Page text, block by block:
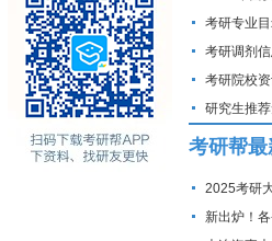
考研专业
考研调剂
考研院校
研究生推
考研帮
2025考研
新出炉！